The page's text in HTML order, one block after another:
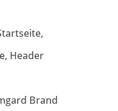
Header
Brand